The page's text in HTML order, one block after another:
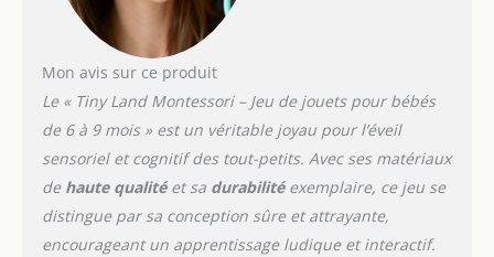
pour promouvoir les
de problèmes et
l'imagination spatiale.
Les bébés apprécieront
d'empiler et de mettre
les gobelets empilables
les uns dans les autres,
tandis que le puzzle
miroir améliore la
Mon avis sur ce produit
Le « Tiny Land Montessori – Jeu de jouets pour bébés
de 6 à 9 mois » est un véritable joyau pour l’éveil
sensoriel et cognitif des tout-petits. Avec ses matériaux
de haute qualitéet sa durabilitéexemplaire, ce jeu se
distingue par sa conception sûre et attrayante,
encourageant un apprentissage ludique et interactif.